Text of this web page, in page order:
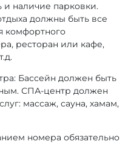
и наличие парковки.
должны быть все
комфортного
ресторан или кафе,
Бассейн должен быть
СПА-центр должен
массаж, сауна, хамам,
номера обязательно